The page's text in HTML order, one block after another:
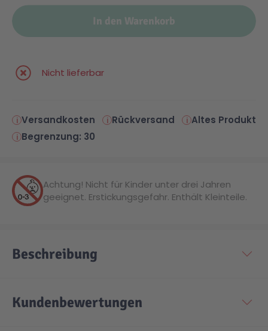
Malen & Zeichnen
Marvel™ Super Heroes
NINJAGO®
Star Wars™
Super Mario
Knights
VW
Aktion
Cars
In den Warenkorb
Nicht lieferbar
Versandkosten Rückversand
Altes Produkt
Begrenzung: 30
Achtung! Nicht für Kinder unter drei Jahren
geeignet. Erstickungsgefahr. Enthält Kleinteile.
Beschreibung
Kundenbewertungen